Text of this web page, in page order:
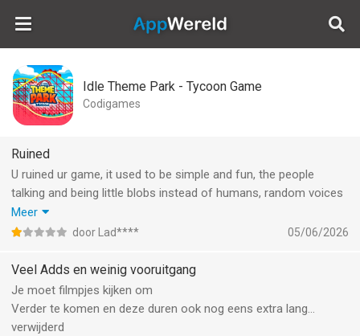
AppWereld
Idle Theme Park - Tycoon Game
Codigames
Ruined
U ruined ur game, it used to be simple and fun, the people
talking and being little blobs instead of humans, random voices
in the background , now everytime u wanna upgrade something
u need to evolve, everything is ai and soulless, why do i need
need to wait for 10 minutes? Please revert a few updates and
make it look like how it was. 2023/2024
Meer
door Lad**** 05/06/2026
Veel Adds en weinig vooruitgang
Je moet filmpjes kijken om
Verder te komen en deze duren ook nog eens extra lang…
verwijderd